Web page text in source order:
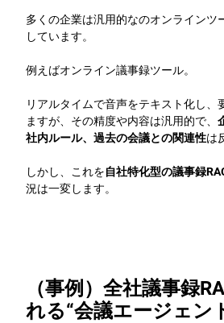
多くの企業は汎用的なのオンラインツ
しています。
例えばオンライン議事録ツール。
リアルタイムで音声をテキスト化し、
ますが、その精度や内容は汎用的で、
社内ルール、過去の会議との関連性は
しかし、これを自社特化型の議事録
況は一変します。
（事例）全社議事録
れる“会議エージェン